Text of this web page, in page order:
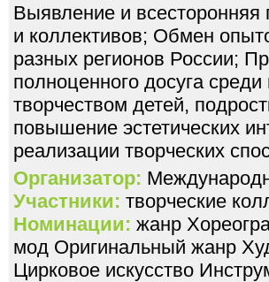
Выявление и
и коллективов; Обмен
разных регионов России;
полноценного досуга
творчеством детей,
повышение эстетических
реализации творческих
Организатор:
Участники: творческие
Номинации: жанр
мод Оригинальный жанр
Цирковое искусство